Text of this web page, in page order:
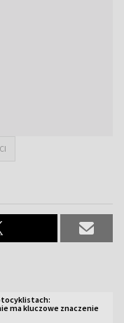
ma kluczowe znaczenie